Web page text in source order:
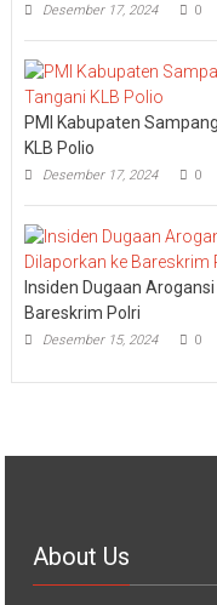
Desember 17, 2024 0
PMI Kabupaten
KLB Polio
Desember 17, 2024 0
Insiden Dugaan
Bareskrim Polri
Desember 15, 2024 0
About Us